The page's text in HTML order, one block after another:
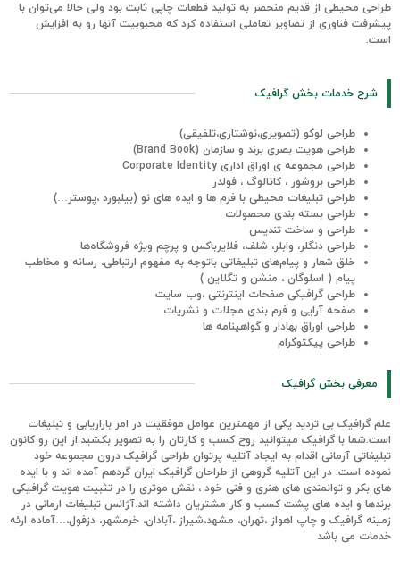
طراحی محیطی از قدیم منحصر به تولید قطعات چاپی ثابت بود ولی حالا می‌توان با
پیشرفت فناوری از تصاویر تعاملی استفاده کرد که محبوبیت آنها رو به افزایش
است.
شرح خدمات بخش گرافیک
طراحی لوگو (تصویری،نوشتاری،تلفیقی)
طراحی هویت بصری برند و سازمان (Brand Book)
طراحی مجموعه ی اوراق اداری Corporate Identity
طراحی بروشور ، کاتالوگ ، فولدر
طراحی تبلیغات محیطی با فرم ها و ایده های نو (بیلبورد ،پوستر…)
طراحی بسته بندی محصولات
طراحی و ساخت تندیس
طراحی دنگلر، وابلر، شلف، فلایرباکس و پرچم ویژه فروشگاه‌ها
خلق شعار و پیام‌های تبلیغاتی باتوجه به مفهوم ارتباطی، رسانه و مخاطب
پیام ( اسلوگان ، منشن و تگلاین )
طراحی گرافیکی صفحات اینترنتی ،وب سایت
صفحه آرایی و فرم بندی مجلات و نشریات
طراحی اوراق بهادار و گواهینامه ها
طراحی پیکتوگرام
معرفی بخش گرافیک
علم گرافیک بی تردید یکی از مهمترین عوامل موفقیت در امر بازاریابی و تبلیغات
است.شما با گرافیک میتوانید روح کسب و کارتان را به تصویر بکشید.از این رو کانون
تبلیغاتی آرمانی اقدام به ایجاد آتلیه پرتوان طراحی گرافیک درون مجموعه خود
نموده است. در این آتلیه گروهی از طراحان گرافیک ایران گردهم آمده اند و با ایده
های بکر و توانمندی های هنری و فنی خود ، نقش موثری را در تثبیت هویت گرافیکی
برندها و ایده های پشت کسب و کار مشتریان داشته اند.آژانس تبلیغات ارمانی در
زمینه گرافیک و چاپ اهواز ،تهران، مشهد،شیراز ،آبادان، خرمشهر، دزفول،…آماده ارئه
خدمات می باشد